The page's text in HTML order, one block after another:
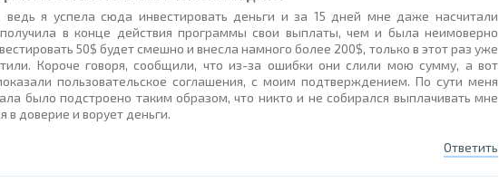
я успела сюда инвестировать деньги и за 15 дней мне даже насчитали
в конце действия программы свои выплаты, чем и была неимоверно
50$ будет смешно и внесла намного более 200$, только в этот раз уже
Короче говоря, сообщили, что из-за ошибки они слили мою сумму, а вот
пользовательское соглашения, с моим подтверждением. По сути меня
было подстроено таким образом, что никто и не собирался выплачивать мне
в доверие и ворует деньги.
Ответить